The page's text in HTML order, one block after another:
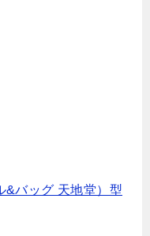
&バッグ 天地堂）型